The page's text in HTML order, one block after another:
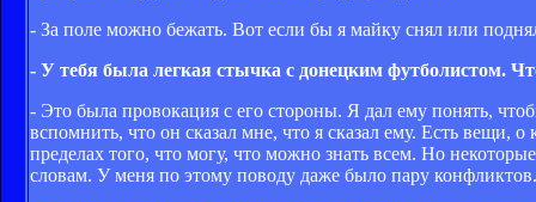
- За поле можно бежать. Вот если бы я майку снял или
- У тебя была легкая стычка с донецким футболистом.
- Это была провокация с его стороны. Я дал ему понять,
вспомнить, что он сказал мне, что я сказал ему. Есть вещи,
пределах того, что могу, что можно знать всем. Но
словам. У меня по этому поводу даже было пару конфликтов.